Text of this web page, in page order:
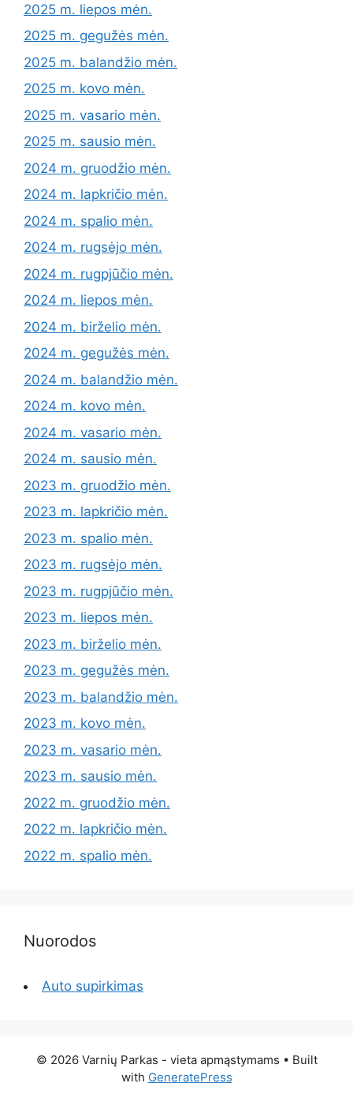
2025 m. liepos mėn.
2025 m. gegužės mėn.
2025 m. balandžio mėn.
2025 m. kovo mėn.
2025 m. vasario mėn.
2025 m. sausio mėn.
2024 m. gruodžio mėn.
2024 m. lapkričio mėn.
2024 m. spalio mėn.
2024 m. rugsėjo mėn.
2024 m. rugpjūčio mėn.
2024 m. liepos mėn.
2024 m. birželio mėn.
2024 m. gegužės mėn.
2024 m. balandžio mėn.
2024 m. kovo mėn.
2024 m. vasario mėn.
2024 m. sausio mėn.
2023 m. gruodžio mėn.
2023 m. lapkričio mėn.
2023 m. spalio mėn.
2023 m. rugsėjo mėn.
2023 m. rugpjūčio mėn.
2023 m. liepos mėn.
2023 m. birželio mėn.
2023 m. gegužės mėn.
2023 m. balandžio mėn.
2023 m. kovo mėn.
2023 m. vasario mėn.
2023 m. sausio mėn.
2022 m. gruodžio mėn.
2022 m. lapkričio mėn.
2022 m. spalio mėn.
Nuorodos
Auto supirkimas
© 2026 Varnių Parkas - vieta apmąstymams • Built
with GeneratePress